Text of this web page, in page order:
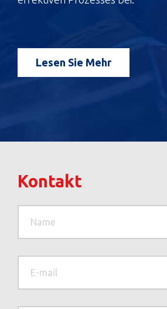
Lesen Sie Mehr
Kontakt